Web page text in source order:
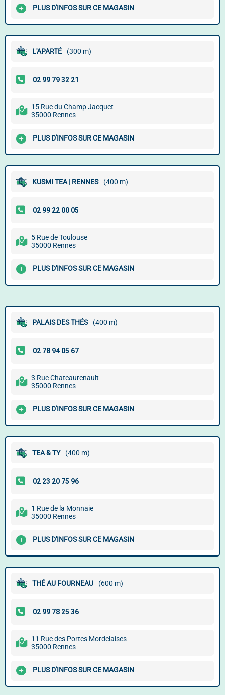
PLUS D'INFOS SUR CE MAGASIN
L'APARTÉ (300 m)
15 Rue du Champ Jacquet
35000 Rennes
PLUS D'INFOS SUR CE MAGASIN
KUSMI TEA | RENNES (400 m)
5 Rue de Toulouse
35000 Rennes
PLUS D'INFOS SUR CE MAGASIN
PALAIS DES THÉS (400 m)
3 Rue Chateaurenault
35000 Rennes
PLUS D'INFOS SUR CE MAGASIN
TEA & TY (400 m)
1 Rue de la Monnaie
35000 Rennes
PLUS D'INFOS SUR CE MAGASIN
THÉ AU FOURNEAU (600 m)
11 Rue des Portes Mordelaises
35000 Rennes
PLUS D'INFOS SUR CE MAGASIN